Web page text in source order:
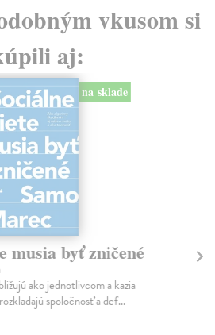
vkusom si
aj:
na sklade
musia byť zničené
ako jednotlivcom a kazia
spoločnosť a def...